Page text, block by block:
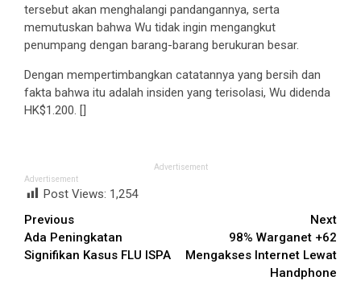
tersebut akan menghalangi pandangannya, serta
memutuskan bahwa Wu tidak ingin mengangkut
penumpang dengan barang-barang berukuran besar.
Dengan mempertimbangkan catatannya yang bersih dan
fakta bahwa itu adalah insiden yang terisolasi, Wu didenda
HK$1.200. []
Advertisement
Advertisement
Post Views: 1,254
Continue
Reading
Previous
Ada Peningkatan
Signifikan Kasus FLU ISPA
Next
98% Warganet +62
Mengakses Internet Lewat
Handphone